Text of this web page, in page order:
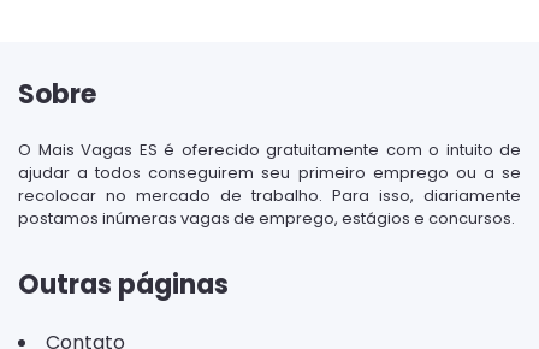
Sobre
O Mais Vagas ES é oferecido gratuitamente com o intuito de
ajudar a todos conseguirem seu primeiro emprego ou a se
recolocar no mercado de trabalho. Para isso, diariamente
postamos inúmeras vagas de emprego, estágios e concursos.
Outras páginas
Contato